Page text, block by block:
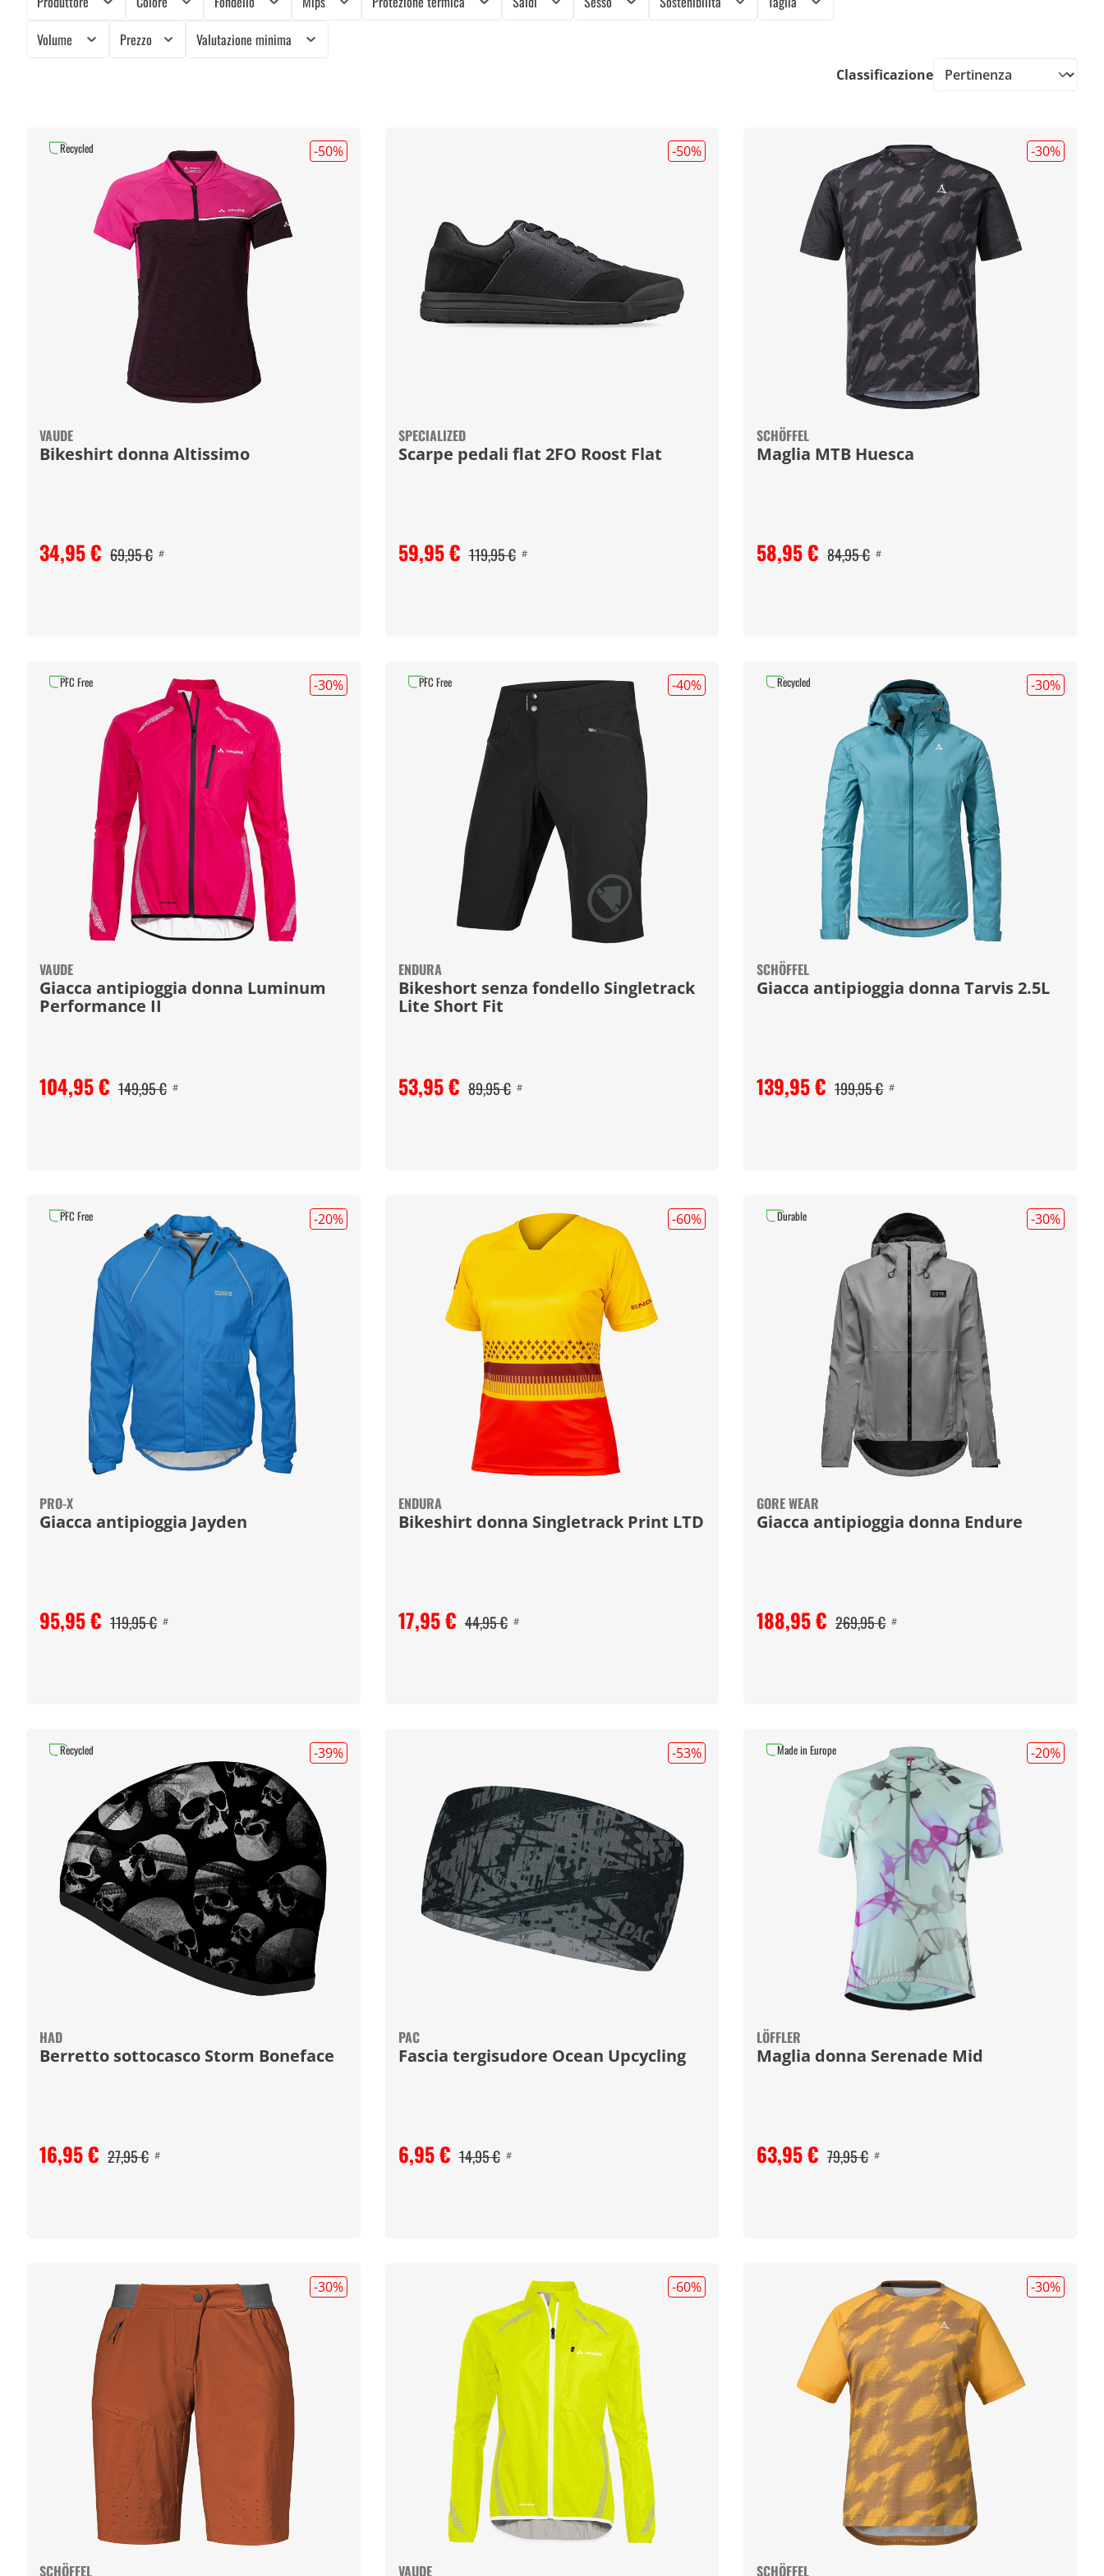
Volume
Prezzo Valutazione minima
Classificazione
-50%
VAUDE
Bikeshirt donna Altissimo
34,95 € 69,95 € #
Recycled -50%
SPECIALIZED
Scarpe pedali flat 2FO Roost Flat
59,95 € 119,95 € #
-30%
SCHÖFFEL
Maglia MTB Huesca
58,95 € 84,95 € #
-30%
VAUDE
Giacca antipioggia donna Luminum
Performance II
104,95 € 149,95 € #
PFC Free -40%
ENDURA
Bikeshort senza fondello Singletrack
Lite Short Fit
53,95 € 89,95 € #
PFC Free -30%
SCHÖFFEL
Giacca antipioggia donna Tarvis 2.5L
139,95 € 199,95 € #
Recycled
-20%
PRO-X
Giacca antipioggia Jayden
95,95 € 119,95 € #
PFC Free -60%
ENDURA
Bikeshirt donna Singletrack Print LTD
17,95 € 44,95 € #
-30%
GORE WEAR
Giacca antipioggia donna Endure
188,95 € 269,95 € #
Durable
-39%
HAD
Berretto sottocasco Storm Boneface
16,95 € 27,95 € #
Recycled -53%
PAC
Fascia tergisudore Ocean Upcycling
6,95 € 14,95 € #
-20%
LÖFFLER
Maglia donna Serenade Mid
63,95 € 79,95 € #
Made in Europe
-30%
SCHÖFFEL
-60%
VAUDE
-30%
SCHÖFFEL